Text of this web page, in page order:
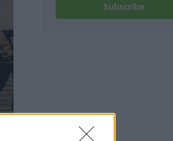
Subscribe